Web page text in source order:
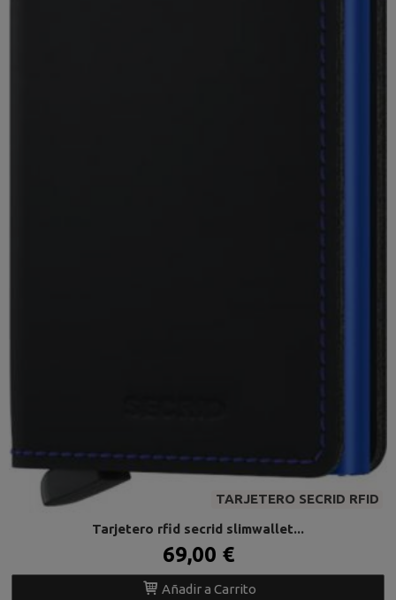
TARJETERO SECRID RFID
Tarjetero rfid secrid slimwallet...
69,00 €
Añadir a Carrito